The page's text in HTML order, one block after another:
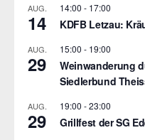
AUG.
14
14:00 - 17:00
KDFB Letzau:
AUG.
29
15:00 - 19:00
Weinwanderung
Siedlerbund
AUG.
29
19:00 -23:00
Grillfest der SG